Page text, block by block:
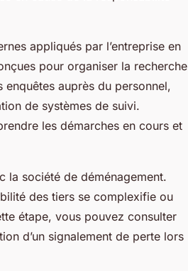
appliqués par l’entreprise en
pour organiser la recherche
auprès du personnel,
de systèmes de suivi.
les démarches en cours et
la société de déménagement.
des tiers se complexifie ou
étape, vous pouvez consulter
d’un signalement de perte lors